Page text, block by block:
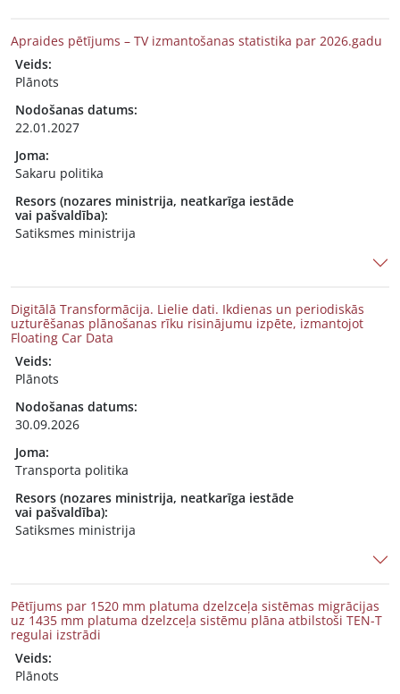
Apraides pētījums – TV izmantošanas statistika par 2026.gadu
Veids:
Plānots
Nodošanas datums:
22.01.2027
Joma:
Sakaru politika
Resors (nozares ministrija, neatkarīga iestāde
vai pašvaldība):
Satiksmes ministrija
Digitālā Transformācija. Lielie dati. Ikdienas un periodiskās
uzturēšanas plānošanas rīku risinājumu izpēte, izmantojot
Floating Car Data
Veids:
Plānots
Nodošanas datums:
30.09.2026
Joma:
Transporta politika
Resors (nozares ministrija, neatkarīga iestāde
vai pašvaldība):
Satiksmes ministrija
Pētījums par 1520 mm platuma dzelzceļa sistēmas migrācijas
uz 1435 mm platuma dzelzceļa sistēmu plāna atbilstoši TEN-T
regulai izstrādi
Veids:
Plānots